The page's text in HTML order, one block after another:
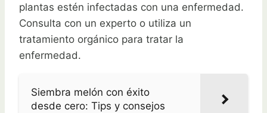
plantas estén infectadas con una enfermedad.
Consulta con un experto o utiliza un
tratamiento orgánico para tratar la
enfermedad.
Siembra melón con éxito
desde cero: Tips y consejos